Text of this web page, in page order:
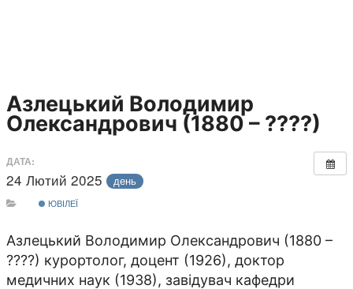
Азлецький Володимир
Олександрович (1880 – ????)
ДАТА:
24 Лютий 2025 день
ЮВІЛЕЇ
Азлецький Володимир Олександрович (1880 –
????) курортолог, доцент (1926), доктор
медичних наук (1938), завідувач кафедри